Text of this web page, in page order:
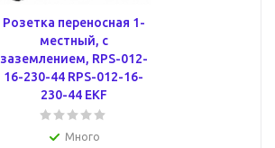
Розетка переносная 1-
местный, с
заземлением, RPS-012-
16-230-44 RPS-012-16-
230-44 EKF
Много